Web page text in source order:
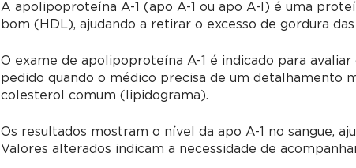
A apolipoproteína A-1 (apo A-1 ou apo A-I) é uma
bom (HDL), ajudando a retirar o excesso de gordura
O exame de apolipoproteína A-1 é indicado para
pedido quando o médico precisa de um detalhamento
colesterol comum (lipidograma).
Os resultados mostram o nível da apo A-1 no sangue,
Valores alterados indicam a necessidade de